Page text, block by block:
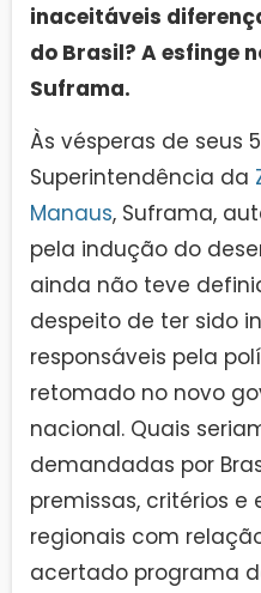
inaceitáveis
do Brasil? A esfinge
Suframa.
Às vésperas de seus
Superintendência da
Manaus, Suframa,
pela indução do
ainda não teve
despeito de ter sido
responsáveis pela
retomado no novo
nacional. Quais
demandadas por
premissas, critérios
regionais com
acertado programa